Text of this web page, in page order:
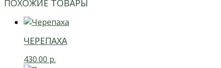
ПОХОЖИЕ ТОВАРЫ
ЧЕРЕПАХА
430.00 р.